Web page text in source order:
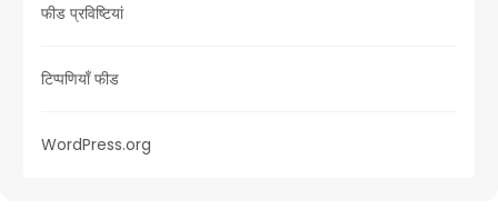
फीड प्रविष्टियां
टिप्पणियाँ फीड
WordPress.org